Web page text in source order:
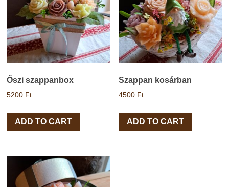
Őszi szappanbox
5200 Ft
ADD TO CART
Szappan kosárban
4500 Ft
ADD TO CART